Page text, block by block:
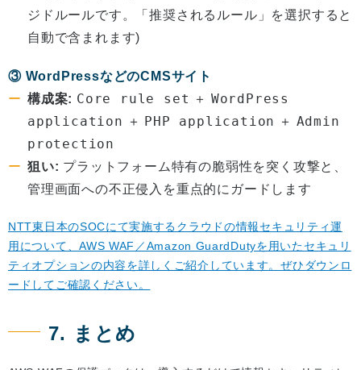
ジドルールです。「推奨されるルール」を選択すると
自動で含まれます)
③ WordPressなどのCMSサイト
構成案: Core rule set ＋ WordPress
application
＋ PHP application ＋ Admin
protection
狙い: プラットフォーム特有の脆弱性を突く攻撃と、
管理画面への不正侵入を重点的にガードします
NTT東日本のSOCにて実施するクラウドの情報セキュリティ運
用について、AWS WAF／Amazon GuardDutyを用いたセキュリ
ティオプションの内容を詳しくご紹介しています。ぜひダウンロ
ードしてご確認ください。
7. まとめ